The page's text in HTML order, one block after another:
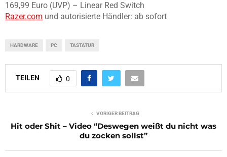
169,99 Euro (UVP) – Linear Red Switch
Razer.com und autorisierte Händler: ab sofort
HARDWARE PC TASTATUR
TEILEN 0
VORIGER BEITRAG
Hit oder Shit – Video “Deswegen weißt du nicht was
du zocken sollst”